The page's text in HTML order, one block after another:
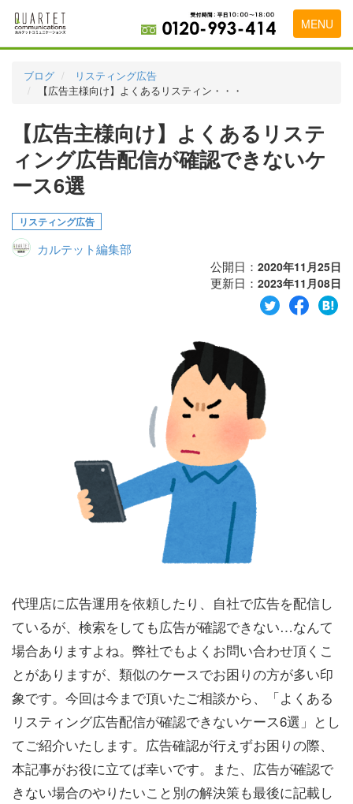
MENU
料金表
実績・お客様の声
初めて導入をお考えの方
代理店の乗り換えをお考えの方
広告代理店・HP制作会社様へ
お申し込みから運用開始までの流れ
ブログ
リスティング広告
【広告主様向け】よくあるリスティン・・・
【広告主様向け】よくあるリステ
ィング広告配信が確認できないケ
ース6選
リスティング広告
カルテット編集部
公開日： 2020年11月25日
更新日： 2023年11月08日
代理店に広告運用を依頼したり、自社で広告を配信し
ているが、検索をしても広告が確認できない…なんて
場合ありますよね。弊社でもよくお問い合わせ頂くこ
とがありますが、類似のケースでお困りの方が多い印
象です。今回は今まで頂いたご相談から、「よくある
リスティング広告配信が確認できないケース6選」とし
てご紹介いたします。広告確認が行えずお困りの際、
本記事がお役に立てば幸いです。また、広告が確認で
きない場合のやりたいこと別の解決策も最後に記載し